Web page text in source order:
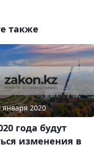
также
января 2020
года будут
изменения в